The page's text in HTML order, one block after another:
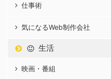
仕事術
気になるWeb制作会社
生活
映画・番組